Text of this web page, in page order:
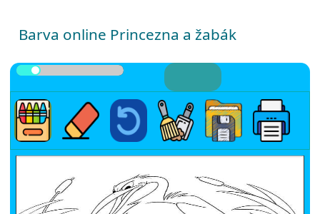
Barva online Princezna a žabák